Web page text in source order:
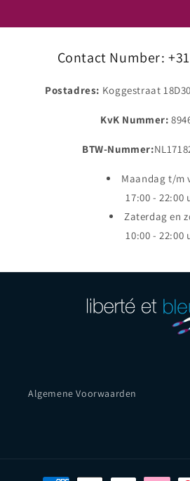
Contact Number:
Postadres: Koggestraat
KvK Nummer:
BTW-Nummer:
Maandag t/m
17:00 - 22:00
Zaterdag en
10:00 - 22:00
Algemene Voorwaarden